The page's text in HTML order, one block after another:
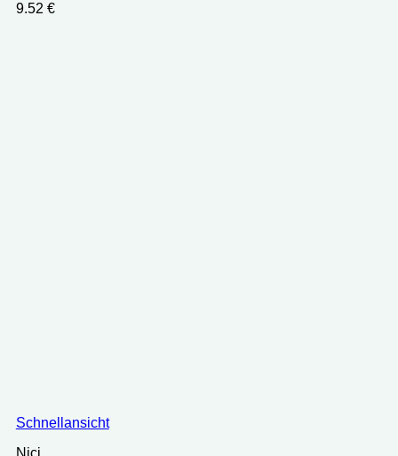
9.52 €
Schnellansicht
Nici